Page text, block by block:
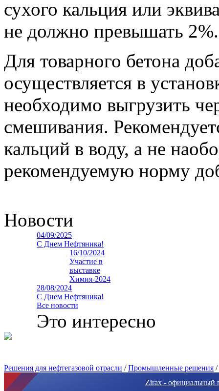
сухого кальция или
не должно превышать 2%.
Для товарного бетона
осуществляется в
необходимо выгрузить
смешивания.
кальций в воду, а не
рекомендуемую норму
Новости
04/09/2025
С Днем Нефтяника!
16/10/2024
Участие в
выставке
Химия-2024
28/08/2024
С Днем Нефтяника!
Все новости
Это интересно
Решения для нефтегазовой отрасли /Промышленные решения /
Zirax - официальный